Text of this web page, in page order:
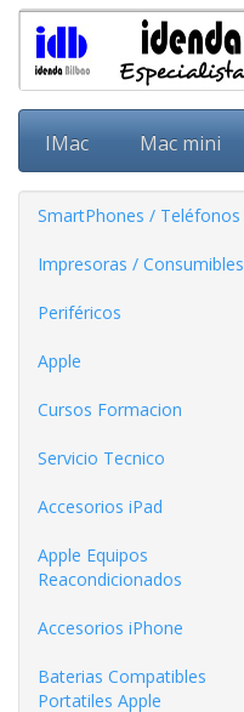
IMac Mac mini
SmartPhones / Teléfonos
Impresoras / Consumibles
Periféricos
Apple
Cursos Formacion
Servicio Tecnico
Accesorios iPad
Apple Equipos
Reacondicionados
Accesorios iPhone
Baterias Compatibles
Portatiles Apple